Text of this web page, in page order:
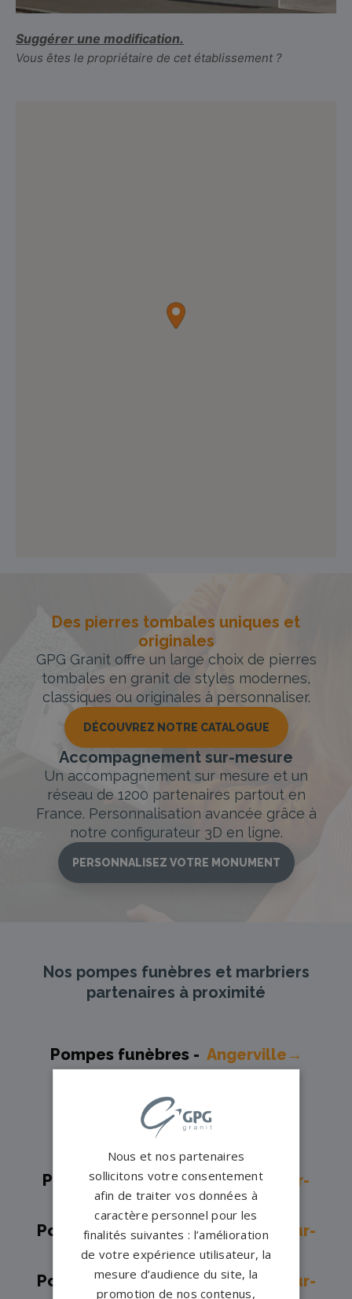
Suggérer une modification.
Vous êtes le propriétaire de cet établissement ?
Des pierres tombales uniques et
originales
GPG Granit offre un large choix de pierres
tombales en granit de styles modernes,
classiques ou originales à personnaliser.
DÉCOUVREZ NOTRE CATALOGUE
Accompagnement sur-mesure
Un accompagnement sur mesure et un
réseau de 1200 partenaires partout en
France. Personnalisation avancée grâce à
notre configurateur 3D en ligne.
PERSONNALISEZ VOTRE MONUMENT
Nos pompes funèbres et marbriers
partenaires à proximité
Pompes funèbres - Angerville→
Pompes funèbres -
Odon→
Pompes funèbres -Bayeux→
Pompes funèbres -Blainville-sur-
Orne→
Pompes funèbres - Bretteville-sur-
Laize→
Pompes funèbres -Bretteville-sur-
Nous et nos partenaires
sollicitons votre consentement
afin de traiter vos données à
caractère personnel pour les
finalités suivantes : l’amélioration
de votre expérience utilisateur, la
mesure d’audience du site, la
promotion de nos contenus,